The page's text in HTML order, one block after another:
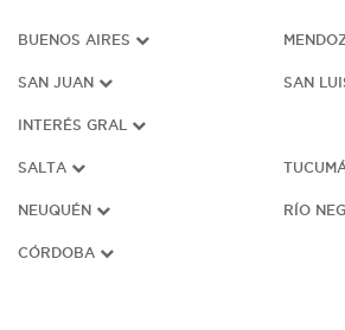
BUENOS AIRES
SAN JUAN SAN
INTERÉS GRAL
SALTA
NEUQUÉN RÍO
CÓRDOBA